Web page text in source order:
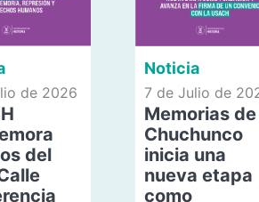
de 2026
del
Noticia
7 de Julio de
Memorias de
Chuchunco
inicia una
nueva etapa
como